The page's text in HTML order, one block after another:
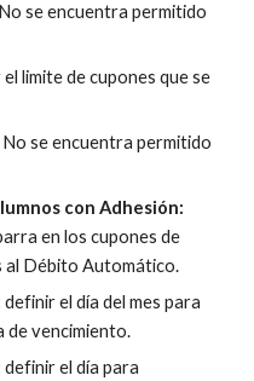
se encuentra permitido
limite de cupones que se
No se encuentra permitido
con Adhesión:
en los cupones de
al Débito Automático.
definir el día del mes para
de vencimiento.
definir el día para